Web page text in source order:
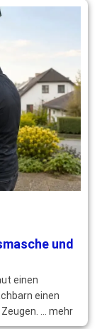
und
einen
einen
… mehr